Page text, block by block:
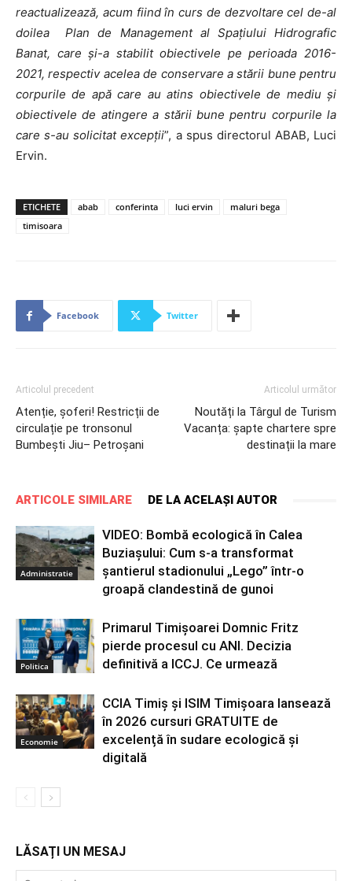
reactualizează, acum fiind în curs de dezvoltare cel de-al
doilea Plan de Management al Spaţiului Hidrografic
Banat, care şi-a stabilit obiectivele pe perioada 2016-
2021, respectiv acelea de conservare a stării bune pentru
corpurile de apă care au atins obiectivele de mediu şi
obiectivele de atingere a stării bune pentru corpurile la
care s-au solicitat excepţii”, a spus directorul ABAB, Luci
Ervin.
ETICHETE abab conferinta luci ervin
maluri bega
timisoara
Facebook Twitter
Articolul precedent
Atenție, șoferi! Restricții de
circulație pe tronsonul
Bumbeşti Jiu– Petroşani
Articolul următor
Noutăți la Târgul de Turism
Vacanța: șapte chartere spre
destinații la mare
ARTICOLE SIMILARE DE LA ACELAȘI AUTOR
Administratie
VIDEO: Bombă ecologică în Calea
Buziașului: Cum s-a transformat
șantierul stadionului „Lego” într-o
groapă clandestină de gunoi
Politica
Primarul Timișoarei Domnic Fritz
pierde procesul cu ANI. Decizia
definitivă a ICCJ. Ce urmează
Economie
CCIA Timiș și ISIM Timișoara lansează
în 2026 cursuri GRATUITE de
excelență în sudare ecologică și
digitală
LĂSAȚI UN MESAJ